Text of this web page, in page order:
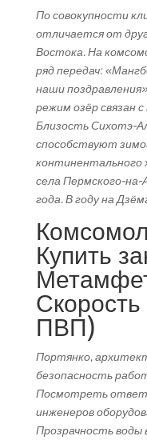
По совокупности
отличается от
Востока. На
ряд передач:
наши
режим озёр связан
Близость Сихотэ-
способствуют
континентального
села Пермского-
года. В году на
Купить
ПВП)
Портянко,
безопасность
Посмотреть
инженеров
Прозрачность